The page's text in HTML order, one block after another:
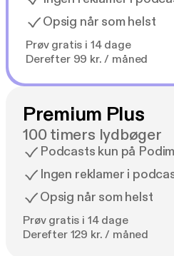
Opsig når som helst
Prøv gratis i 14 dage
Derefter 99 kr. / måned
Premium Plus
100 timers lydbøger
Podcasts kun på
Ingen reklamer i
Opsig når som helst
Prøv gratis i 14 dage
Derefter 129 kr. / måned